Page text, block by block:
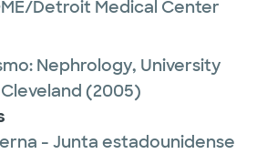
Detroit Medical Center
Nephrology, University
(2005)
- Junta estadounidense